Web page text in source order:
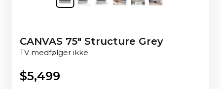
CANVAS 75" Structure Grey
TV medfølger ikke
$5,499